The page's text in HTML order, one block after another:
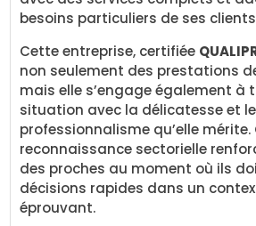
besoins particuliers de ses
Cette entreprise, certifiée
non seulement des prestations
mais elle s’engage également à
situation avec la délicatesse et le
professionnalisme qu’elle mérite.
reconnaissance sectorielle
des proches au moment où ils
décisions rapides dans un
éprouvant.